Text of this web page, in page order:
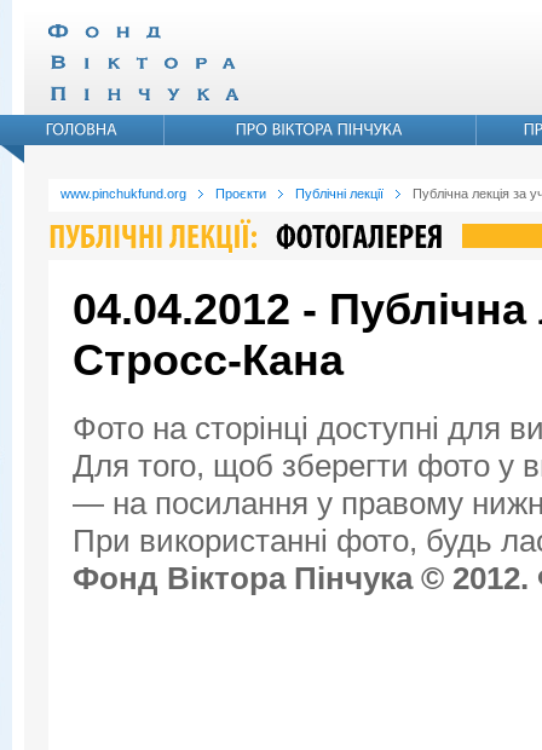
www.pinchukfund.org Проєкти Публічні лекції Публічна лекція за
04.04.2012 - Публічна
Стросс-Кана
Фото на сторінці доступні для
Для того, щоб зберегти фото у
— на посилання у правому
При використанні фото, будь
Фонд Віктора Пінчука ©